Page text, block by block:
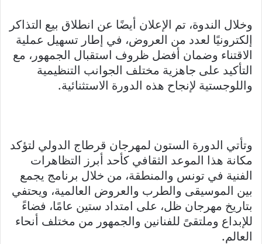
وخلال الندوة، تم الإعلان أيضًا عن انطلاق بيع التذاكر
إلكترونيًا لعدد من العروض، في إطار تسهيل عملية
الاقتناء وضمان أفضل ظروف استقبال الجمهور، مع
التأكيد على جاهزية مختلف الجوانب التنظيمية
واللوجستية لإنجاح هذه الدورة الاستثنائية.
وتأتي الدورة الستون لمهرجان قرطاج الدولي لتؤكد
مكانة هذا الموعد الثقافي كأحد أبرز التظاهرات
الفنية في تونس والمنطقة، من خلال برنامج يجمع
بين الموسيقى والطرب والعروض العالمية، ويحتفي
بتاريخ مهرجان ظل، على امتداد ستين عامًا، فضاءً
للإبداع وملتقىً للفنانين والجمهور من مختلف أنحاء
العالم.